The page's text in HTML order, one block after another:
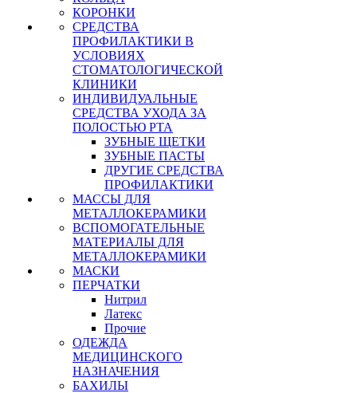
КОРОНКИ
СРЕДСТВА
ПРОФИЛАКТИКИ В
УСЛОВИЯХ
СТОМАТОЛОГИЧЕСКОЙ
КЛИНИКИ
ИНДИВИДУАЛЬНЫЕ
СРЕДСТВА УХОДА ЗА
ПОЛОСТЬЮ РТА
ЗУБНЫЕ ЩЕТКИ
ЗУБНЫЕ ПАСТЫ
ДРУГИЕ СРЕДСТВА
ПРОФИЛАКТИКИ
МАССЫ ДЛЯ
МЕТАЛЛОКЕРАМИКИ
ВСПОМОГАТЕЛЬНЫЕ
МАТЕРИАЛЫ ДЛЯ
МЕТАЛЛОКЕРАМИКИ
МАСКИ
ПЕРЧАТКИ
Нитрил
Латекс
Прочие
ОДЕЖДА
МЕДИЦИНСКОГО
НАЗНАЧЕНИЯ
БАХИЛЫ